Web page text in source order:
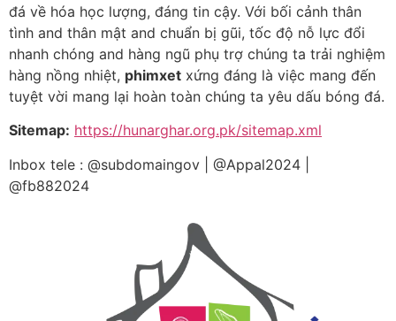
đá về hóa học lượng, đáng tin cậy. Với bối cảnh thân
tình and thân mật and chuẩn bị gũi, tốc độ nỗ lực đổi
nhanh chóng and hàng ngũ phụ trợ chúng ta trải nghiệm
hàng nồng nhiệt, phimxet xứng đáng là việc mang đến
tuyệt vời mang lại hoàn toàn chúng ta yêu dấu bóng đá.
Sitemap: https://hunarghar.org.pk/sitemap.xml
Inbox tele : @subdomaingov | @Appal2024 |
@fb882024